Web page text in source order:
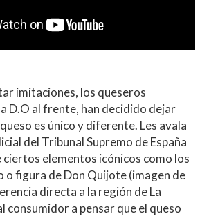
imitaciones, los queseros
D.O al frente, han decidido dejar
es único y diferente. Les avala
del Tribunal Supremo de España
ciertos elementos icónicos como los
o figura de Don Quijote (imagen de
directa a la región de La
consumidor a pensar que el queso